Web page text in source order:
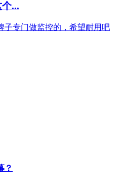
...
子专门做监控的，希望耐用吧
？